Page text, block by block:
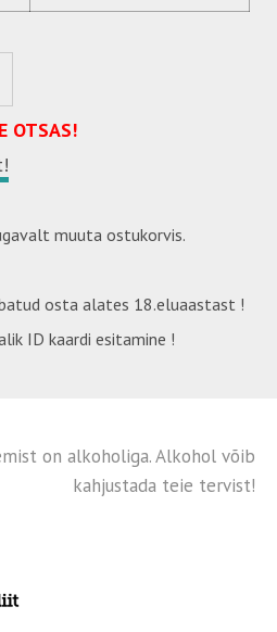
OTSAS!
!
muuta ostukorvis.
osta alates 18.eluaastast !
ID kaardi esitamine !
on alkoholiga. Alkohol võib
kahjustada teie tervist!